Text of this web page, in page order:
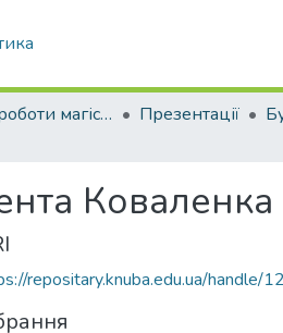
Атестаційні роботи магістрів Презентації
repositary.knuba.edu.ua/